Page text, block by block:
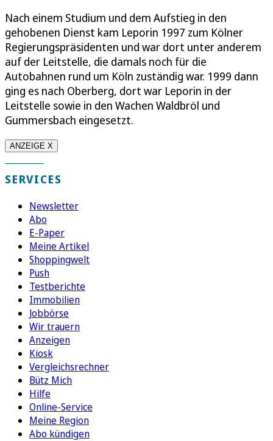
Nach einem Studium und dem Aufstieg in den
gehobenen Dienst kam Leporin 1997 zum Kölner
Regierungspräsidenten und war dort unter anderem
auf der Leitstelle, die damals noch für die
Autobahnen rund um Köln zuständig war. 1999 dann
ging es nach Oberberg, dort war Leporin in der
Leitstelle sowie in den Wachen Waldbröl und
Gummersbach eingesetzt.
ANZEIGE X
SERVICES
Newsletter
Abo
E-Paper
Meine Artikel
Shoppingwelt
Push
Testberichte
Immobilien
Jobbörse
Wir trauern
Anzeigen
Kiosk
Vergleichsrechner
Bütz Mich
Hilfe
Online-Service
Meine Region
Abo kündigen